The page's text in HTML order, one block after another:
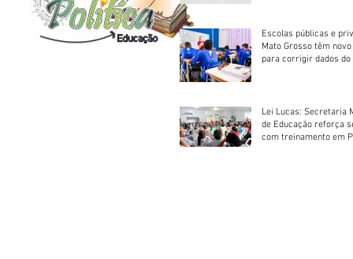
Escolas públicas e
Mato Grosso têm
para corrigir dados do
Lei Lucas: Secretaria
de Educação reforça
com treinamento em